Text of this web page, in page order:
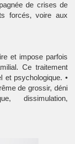
de crises de
forcés, voire aux
et impose parfois
Ce traitement
et psychologique. •
de grossir, déni
dissimulation,